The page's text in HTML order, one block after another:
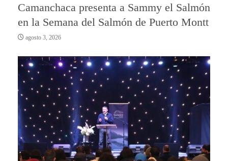
Camanchaca presenta a Sammy el Salmón
en la Semana del Salmón de Puerto Montt
agosto 3, 2026